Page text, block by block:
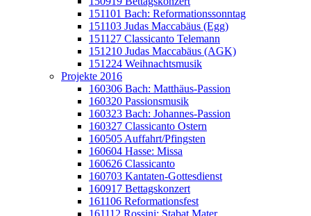
151101 Bach: Reformationssonntag
151103 Judas Maccabäus (Egg)
151127 Classicanto Telemann
151210 Judas Maccabäus (AGK)
151224 Weihnachtsmusik
Projekte 2016
160306 Bach: Matthäus-Passion
160320 Passionsmusik
160323 Bach: Johannes-Passion
160327 Classicanto Ostern
160505 Auffahrt/Pfingsten
160604 Hasse: Missa
160626 Classicanto
160703 Kantaten-Gottesdienst
160917 Bettagskonzert
161106 Reformationsfest
161112 Rossini: Stabat Mater